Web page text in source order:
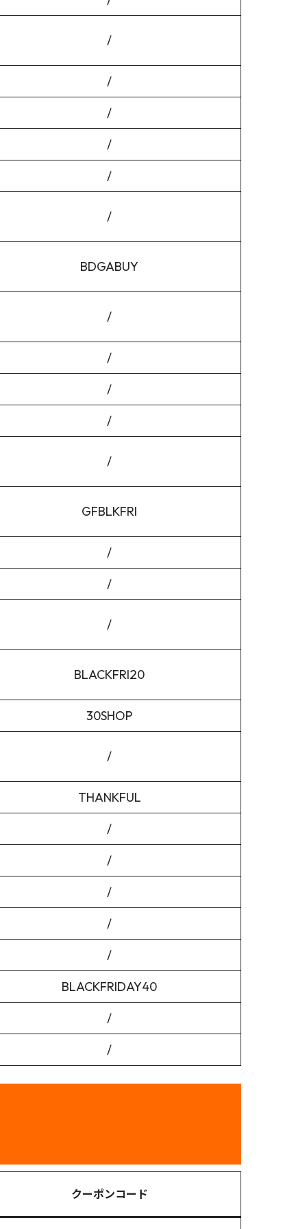
/
/
/
/
/
/
BDGABUY
/
/
/
/
/
GFBLKFRI
/
/
/
BLACKFRI20
30SHOP
/
THANKFUL
/
/
/
/
/
BLACKFRIDAY40
/
/
クーポンコード